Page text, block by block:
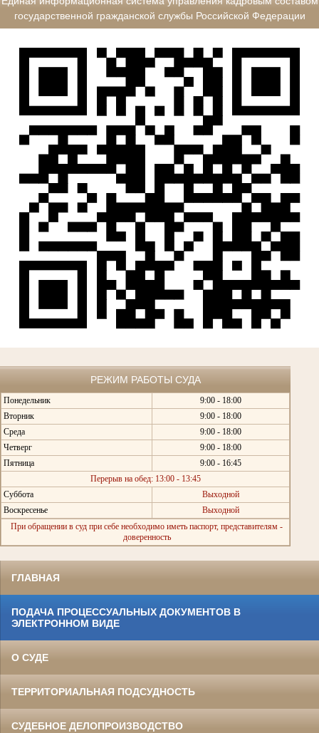
государственной гражданской службы Российской Федерации
РЕЖИМ РАБОТЫ СУДА
Понедельник
9:00 - 18:00
Вторник
9:00 - 18:00
Среда
9:00 - 18:00
Четверг
9:00 - 18:00
Пятница
9:00 - 16:45
Перерыв на обед: 13:00 - 13:45
Суббота
Выходной
Воскресенье
Выходной
При обращении в суд при себе необходимо иметь паспорт, представителям -
доверенность
ГЛАВНАЯ
ПОДАЧА ПРОЦЕССУАЛЬНЫХ ДОКУМЕНТОВ В
ЭЛЕКТРОННОМ ВИДЕ
О СУДЕ
ТЕРРИТОРИАЛЬНАЯ ПОДСУДНОСТЬ
СУДЕБНОЕ ДЕЛОПРОИЗВОДСТВО